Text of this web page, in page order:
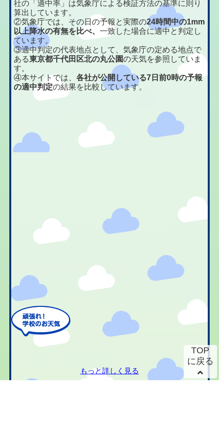
社の「適中率」は気象庁による検証方法の基準に則り
算出しています。
②気象庁では、その日の予報と実際の24時間中の1mm
以上降水の有無を比べ、一致した場合に適中と判定し
ています。
③適中判定の代表地点として、気象庁の定める地点で
ある東京都千代田区北の丸公園の天気を参照していま
す。
④本サイトでは、各社が公開している7日前0時の予報
の適中判定の結果を比較しています。
もっと詳しく見る
TOP
に戻る